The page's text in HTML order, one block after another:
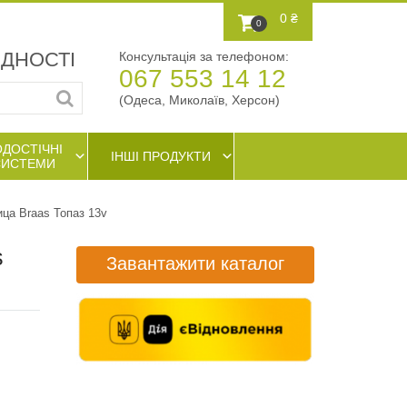
0 0 ₴
Консультація за телефоном:
067 553 14 12
(Одеса, Миколаїв, Херсон)
ІНШІ ПРОДУКТИ
Braas Топаз 13v
Завантажити каталог